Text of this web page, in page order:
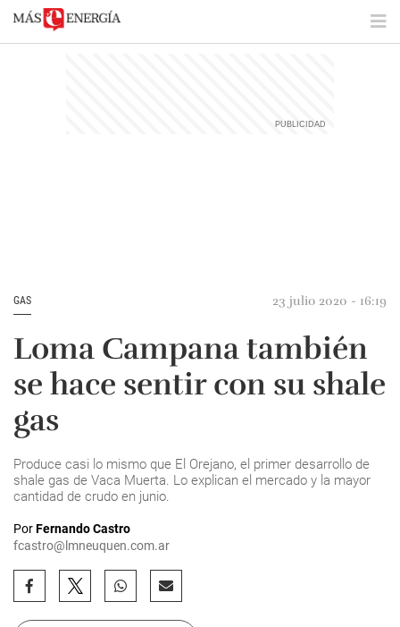
GAS 23 julio 2020 - 16:19
Loma Campana también
se hace sentir con su shale
gas
Produce casi lo mismo que El Orejano, el primer desarrollo de
shale gas de Vaca Muerta. Lo explican el mercado y la mayor
cantidad de crudo en junio.
PorFernando Castro
fcastro@lmneuquen.com.ar